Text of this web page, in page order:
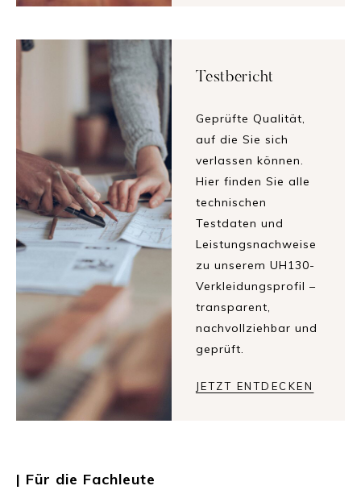
Testbericht
Geprüfte Qualität,
auf die Sie sich
verlassen können.
Hier finden Sie alle
technischen
Testdaten und
Leistungsnachweise
zu unserem UH130-
Verkleidungsprofil –
transparent,
nachvollziehbar und
geprüft.
JETZT ENTDECKEN
| Für die Fachleute